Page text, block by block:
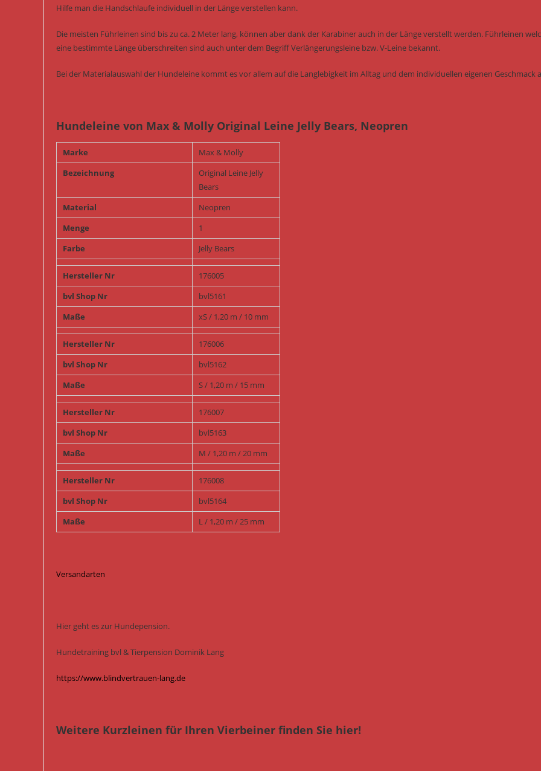
Hilfe man die Handschlaufe individuell in der Länge verstellen kann.
Die meisten Führleinen sind bis zu ca. 2 Meter lang, können aber dank der Karabiner auch in der Länge verstellt werden. Führleinen
eine bestimmte Länge überschreiten sind auch unter dem Begriff Verlängerungsleine bzw. V-Leine bekannt.
Bei der Materialauswahl der Hundeleine kommt es vor allem auf die Langlebigkeit im Alltag und dem individuellen eigenen Geschmack
Hundeleine von Max & Molly Original Leine Jelly Bears, Neopren
Marke
Max & Molly
Bezeichnung
Original Leine Jelly
Bears
Material
Neopren
Menge
1
Farbe
Jelly Bears
Hersteller Nr
176005
bvl Shop Nr
bvl5161
Maße
xS / 1,20 m / 10 mm
Hersteller Nr
176006
bvl Shop Nr
bvl5162
Maße
S / 1,20 m / 15 mm
Hersteller Nr
176007
bvl Shop Nr
bvl5163
Maße
M / 1,20 m / 20 mm
Hersteller Nr
176008
bvl Shop Nr
bvl5164
Maße
L / 1,20 m / 25 mm
Versandarten
Hier geht es zur Hundepension.
Hundetraining bvl & Tierpension Dominik Lang
https://www.blindvertrauen-lang.de
Weitere Kurzleinen für Ihren Vierbeiner finden Sie hier!